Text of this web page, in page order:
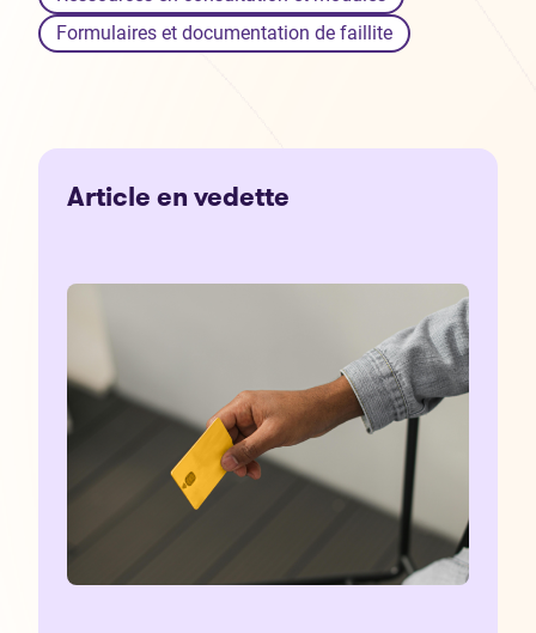
Formulaires et documentation de faillite
Article en vedette